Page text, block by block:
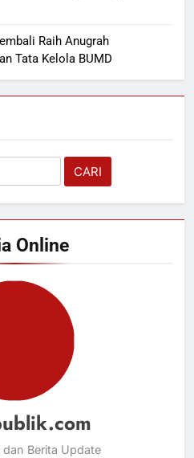
Raih Anugrah
Tata Kelola BUMD
Online
dan Berita Update